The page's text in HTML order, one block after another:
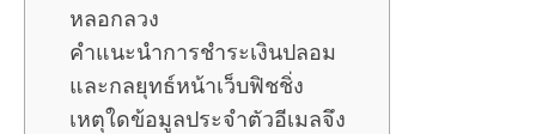
หลอกลวง
คำแนะนำการชำระเงินปลอม
และกลยุทธ์หน้าเว็บฟิชชิ่ง
เหตุใดข้อมูลประจำตัวอีเมลจึง